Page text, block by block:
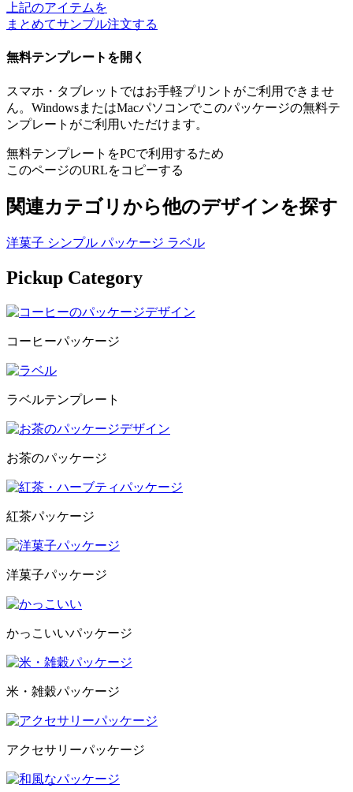
上記のアイテムを
まとめてサンプル注文する
無料テンプレートを開く
スマホ・タブレットではお手軽プリントがご利用できませ
ん。WindowsまたはMacパソコンでこのパッケージの無料テ
ンプレートがご利用いただけます。
無料テンプレートをPCで利用するため
このページのURLをコピーする
関連カテゴリから他のデザインを探す
洋菓子 シンプル パッケージ ラベル
Pickup Category
コーヒーパッケージ
ラベルテンプレート
お茶のパッケージ
紅茶パッケージ
洋菓子パッケージ
かっこいいパッケージ
米・雑穀パッケージ
アクセサリーパッケージ